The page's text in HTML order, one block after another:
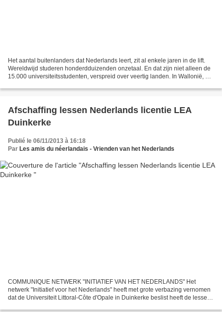
Het aantal buitenlanders dat Nederlands leert, zit al enkele jaren in de lift.
Wereldwijd studeren honderdduizenden onzetaal. En dat zijn niet alleen de
15.000 universiteitsstudenten, verspreid over veertig landen. In Wallonië, het
Afschaffing lessen Nederlands licentie LEA
Duinkerke
Publié le 06/11/2013 à 16:18
Par Les amis du néerlandais - Vrienden van het Nederlands
COMMUNIQUE NETWERK "INITIATIEF VAN HET NEDERLANDS" Het
netwerk "Initiatief voor het Nederlands" heeft met grote verbazing vernomen
dat de Universiteit Littoral-Côte d'Opale in Duinkerke beslist heeft de lessen